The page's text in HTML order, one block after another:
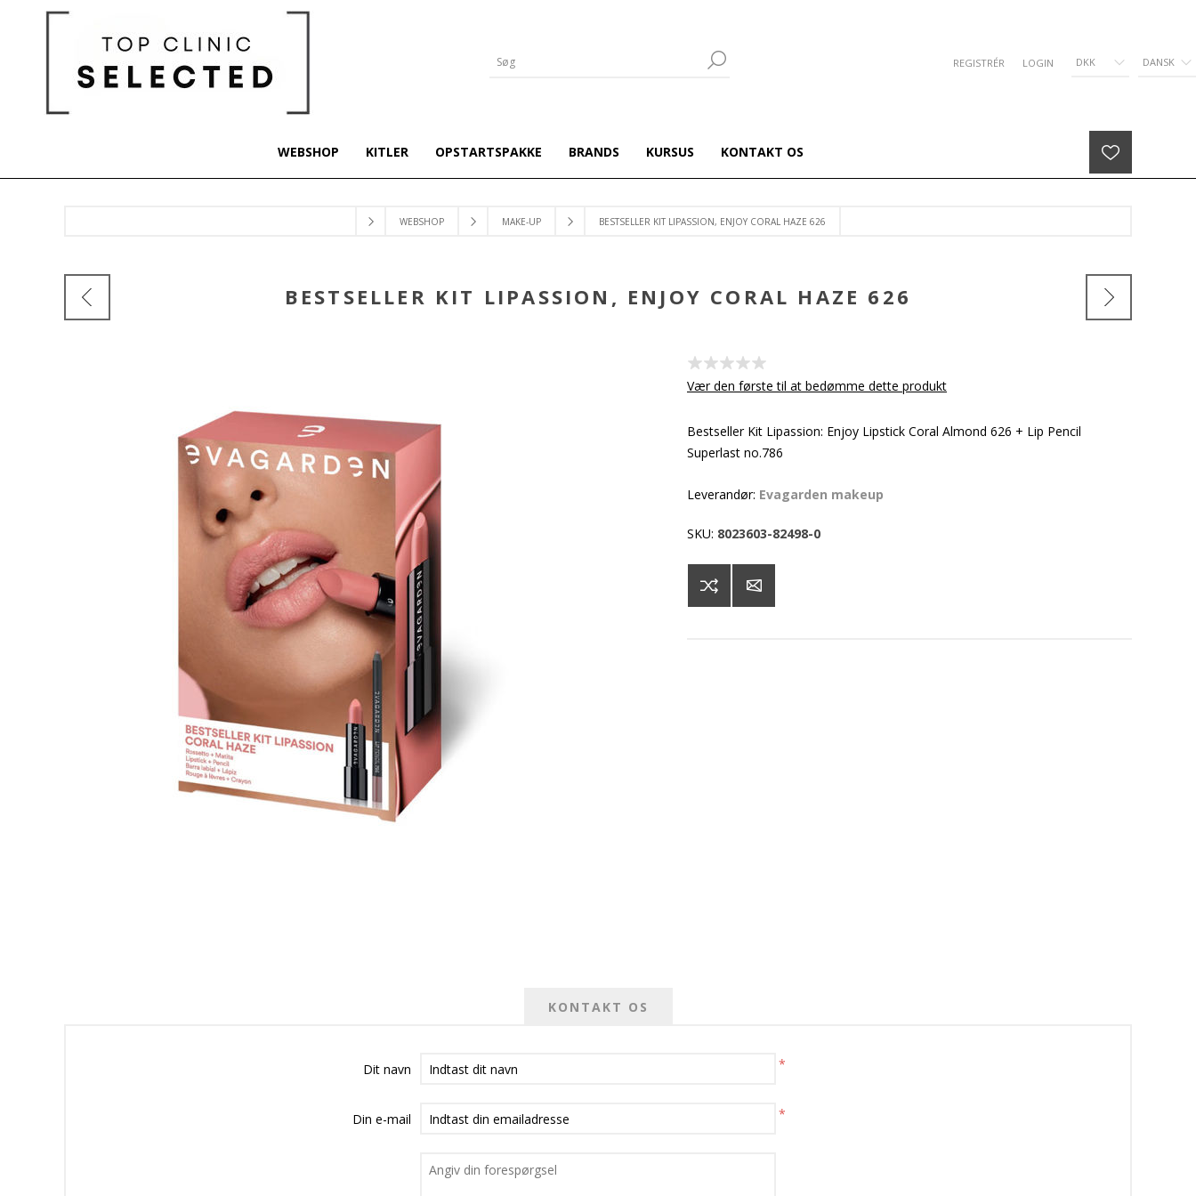
REGISTRÉR LOGIN DKK DANSK
WEBSHOP KITLER OPSTARTSPAKKE BRANDS KURSUS KONTAKT OS
WEBSHOP MAKE-UP BESTSELLER KIT LIPASSION, ENJOY CORAL HAZE 626
BESTSELLER KIT LIPASSION, ENJOY CORAL HAZE 626
Vær den første til at bedømme dette produkt
Bestseller Kit Lipassion: Enjoy Lipstick Coral Almond 626 + Lip Pencil
Superlast no.786
Leverandør: Evagarden makeup
SKU: 8023603-82498-0
KONTAKT OS
Dit navn *
Din e-mail *